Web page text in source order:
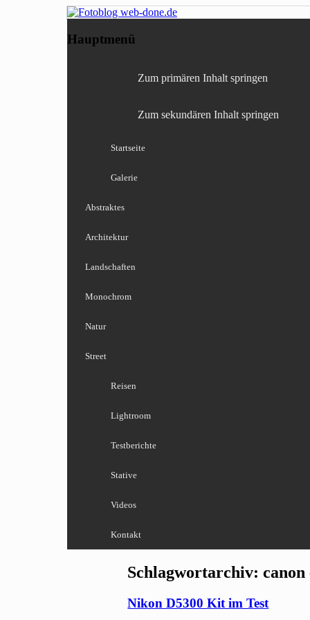
Fotoblog web-
Hauptmenü
Zum primären Inhalt springen
Zum sekundären Inhalt springen
Startseite
Galerie
Abstraktes
Architektur
Landschaften
Monochrom
Natur
Street
Reisen
Lightroom
Testberichte
Stative
Videos
Kontakt
Schlagwortarchiv:canon
Nikon D5300 Kit im Test